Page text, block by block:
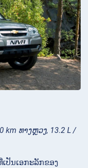
km ທາງ​ຫຼວງ, 13.2 L /
ປັນເອກະລັກຂອງ